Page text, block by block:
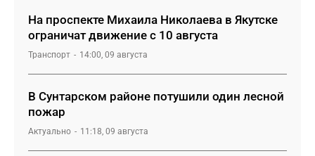
На проспекте Михаила Николаева в Якутске
ограничат движение с 10 августа
Транспорт 14:00, 09 августа
В Сунтарском районе потушили один лесной
пожар
Актуально 11:18, 09 августа